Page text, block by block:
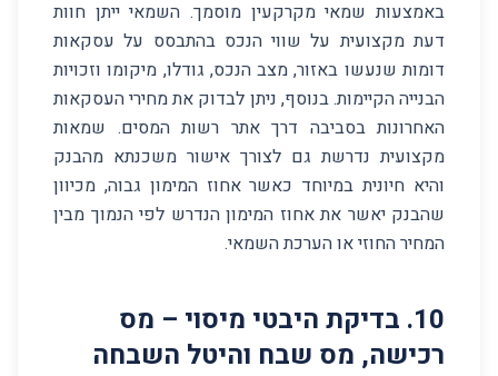
באמצעות שמאי מקרקעין מוסמך. השמאי ייתן חוות
דעת מקצועית על שווי הנכס בהתבסס על עסקאות
דומות שנעשו באזור, מצב הנכס, גודלו, מיקומו וזכויות
הבנייה הקיימות. בנוסף, ניתן לבדוק את מחירי העסקאות
האחרונות בסביבה דרך אתר רשות המסים. שמאות
מקצועית נדרשת גם לצורך אישור משכנתא מהבנק
והיא חיונית במיוחד כאשר אחוז המימון גבוה, מכיוון
שהבנק יאשר את אחוז המימון הנדרש לפי הנמוך מבין
המחיר החוזי או הערכת השמאי.
10
. בדיקת היבטי מיסוי – מס
רכישה, מס שבח והיטל השבחה